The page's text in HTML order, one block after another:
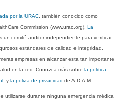
por la URAC, también conocido como
Commission (www.urac.org). La
un comité auditor independiente para verificar
estándares de calidad e integridad.
empresas en alcanzar esta tan importante
en la red. Conozca más sobre la politica
, y la poliza de privacidad de A.D.A.M.
utilizarse durante ninguna emergencia médica